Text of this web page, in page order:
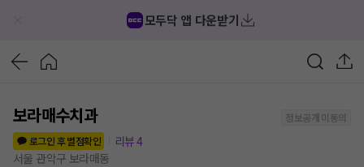
모두닥 앱 다운받기
보라매수치과
정보공개 미동의
로그인 후 별점확인
리뷰4
서울 관악구 보라매동